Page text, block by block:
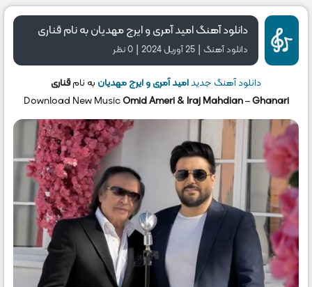
دانلود آهنگ امید آمری و ایرج مهدیان به نام قناری
دانلود آهنگ 25 آوریل 2024 0 نظر
دانلود آهنگ جدیدامید آمری و ایرج مهدیان به نامقناری
Download New MusicOmid Ameri & Iraj Mahdian–Ghanari